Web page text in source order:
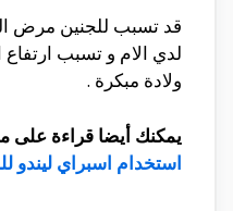
قد تسبب للجنين مرض
لدي الام و تسبب
ولادة مبكرة .
يمكنك أيضا قراءة على
استخدام اسبراي ليندو